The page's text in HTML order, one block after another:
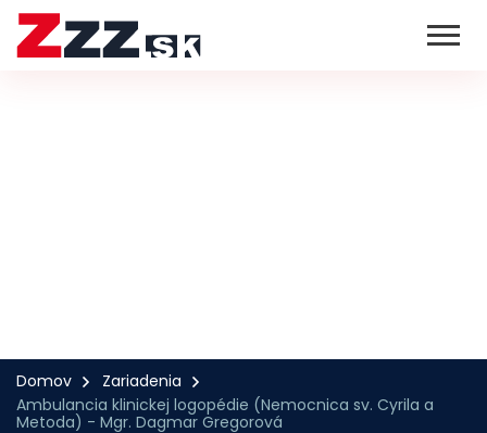
Domov
Zariadenia
Ambulancia klinickej logopédie (Nemocnica sv. Cyrila a
Metoda) - Mgr. Dagmar Gregorová